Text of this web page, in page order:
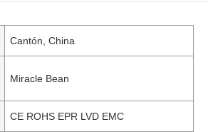
Cantón, China
Miracle Bean
CE ROHS EPR LVD EMC